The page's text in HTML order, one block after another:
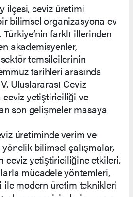
ilçesi, ceviz üretimi
bilimsel organizasyona ev
farklı illerinden
akademisyenler,
temsilcilerinin
tarihleri arasında
Uluslararası Ceviz
ceviz yetiştiriciliği ve
son gelişmeler masaya
üretiminde verim ve
bilimsel çalışmalar,
ceviz yetiştiriciliğine etkileri,
mücadele yöntemleri,
ile modern üretim teknikleri